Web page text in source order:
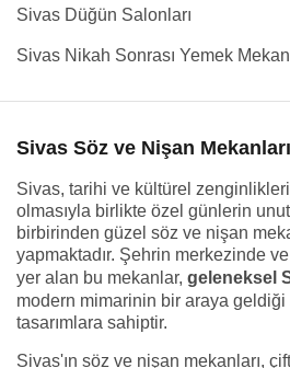
Sivas Düğün Salonları
Sivas Nikah Sonrası Yemek
Sivas Söz ve Nişan Mekanları
Sivas, tarihi ve kültürel
olmasıyla birlikte özel günlerin
birbirinden güzel söz ve nişan
yapmaktadır. Şehrin merkezinde
yer alan bu mekanlar, geleneksel
modern mimarinin bir araya geldiği
tasarımlara sahiptir.
Sivas'ın söz ve nişan mekanları,